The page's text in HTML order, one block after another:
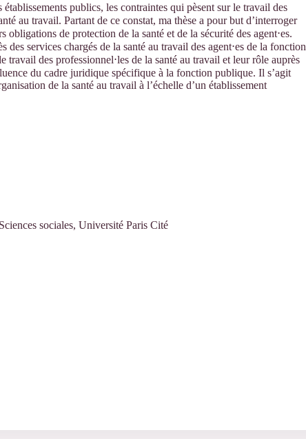
publics, les contraintes qui pèsent sur le travail des
au travail. Partant de ce constat, ma thèse a pour but d’interroger
de protection de la santé et de la sécurité des agent⋅es.
services chargés de la santé au travail des agent⋅es de la fonction
travail des professionnel⋅les de la santé au travail et leur rôle auprès
du cadre juridique spécifique à la fonction publique. Il s’agit
de la santé au travail à l’échelle d’un établissement
sociales, Université Paris Cité